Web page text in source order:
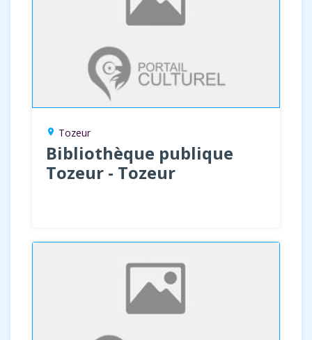
location_on Tozeur
Bibliothèque publique
Tozeur - Tozeur